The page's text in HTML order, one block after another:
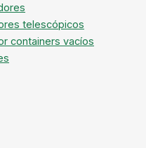
telescópicos
containers vacíos